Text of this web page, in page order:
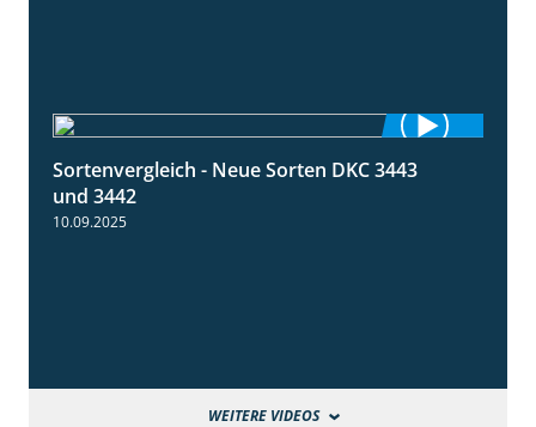
1:59
Sortenvergleich - Neue Sorten DKC 3443
und 3442
10.09.2025
WEITERE VIDEOS